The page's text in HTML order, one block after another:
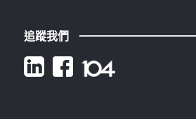
追蹤我們